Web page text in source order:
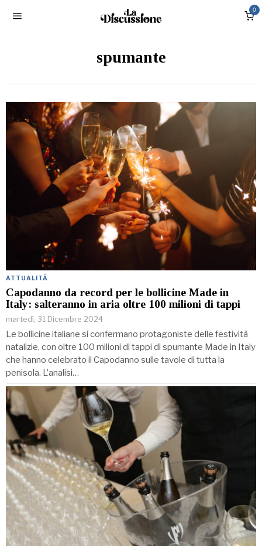
0
spumante
ATTUALITÀ
Capodanno da record per le bollicine Made in
Italy: salteranno in aria oltre 100 milioni di tappi
martedì, 31 Dicembre 2024
Le bollicine italiane si confermano protagoniste delle festività
natalizie, con oltre 100 milioni di tappi di spumante Made in Italy
che hanno celebrato il Capodanno sulle tavole di tutta la
penisola. L’analisi…